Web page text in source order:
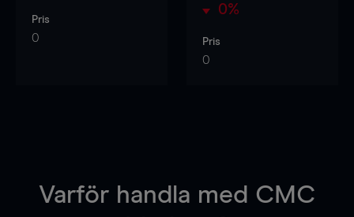
Pris
0
0%
Pris
0
Varför handla med CMC